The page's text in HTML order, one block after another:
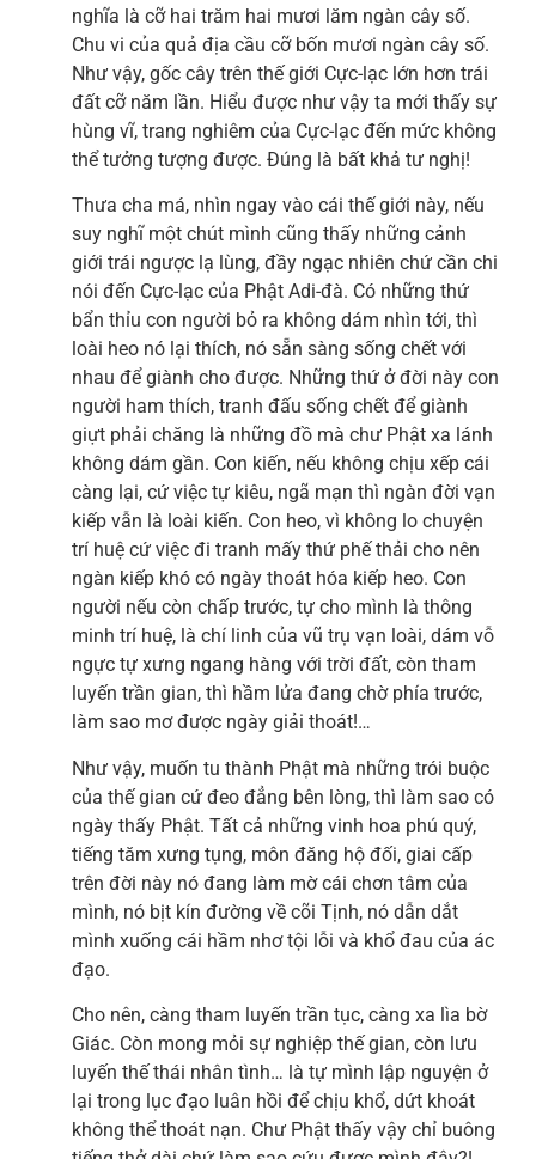
nghĩa là cỡ hai trăm hai mươi lăm ngàn cây số.
Chu vi của quả địa cầu cỡ bốn mươi ngàn cây số.
Như vậy, gốc cây trên thế giới Cực-lạc lớn hơn trái
đất cỡ năm lần. Hiểu được như vậy ta mới thấy sự
hùng vĩ, trang nghiêm của Cực-lạc đến mức không
thể tưởng tượng được. Đúng là bất khả tư nghị!
Thưa cha má, nhìn ngay vào cái thế giới này, nếu
suy nghĩ một chút mình cũng thấy những cảnh
giới trái ngược lạ lùng, đầy ngạc nhiên chứ cần chi
nói đến Cực-lạc của Phật Adi-đà. Có những thứ
bẩn thỉu con người bỏ ra không dám nhìn tới, thì
loài heo nó lại thích, nó sẵn sàng sống chết với
nhau để giành cho được. Những thứ ở đời này con
người ham thích, tranh đấu sống chết để giành
giựt phải chăng là những đồ mà chư Phật xa lánh
không dám gần. Con kiến, nếu không chịu xếp cái
càng lại, cứ việc tự kiêu, ngã mạn thì ngàn đời vạn
kiếp vẫn là loài kiến. Con heo, vì không lo chuyện
trí huệ cứ việc đi tranh mấy thứ phế thải cho nên
ngàn kiếp khó có ngày thoát hóa kiếp heo. Con
người nếu còn chấp trước, tự cho mình là thông
minh trí huệ, là chí linh của vũ trụ vạn loài, dám vỗ
ngực tự xưng ngang hàng với trời đất, còn tham
luyến trần gian, thì hầm lửa đang chờ phía trước,
làm sao mơ được ngày giải thoát!…
Như vậy, muốn tu thành Phật mà những trói buộc
của thế gian cứ đeo đẳng bên lòng, thì làm sao có
ngày thấy Phật. Tất cả những vinh hoa phú quý,
tiếng tăm xưng tụng, môn đăng hộ đối, giai cấp
trên đời này nó đang làm mờ cái chơn tâm của
mình, nó bịt kín đường về cõi Tịnh, nó dẫn dắt
mình xuống cái hầm nhơ tội lỗi và khổ đau của ác
đạo.
Cho nên, càng tham luyến trần tục, càng xa lìa bờ
Giác. Còn mong mỏi sự nghiệp thế gian, còn lưu
luyến thế thái nhân tình… là tự mình lập nguyện ở
lại trong lục đạo luân hồi để chịu khổ, dứt khoát
không thể thoát nạn. Chư Phật thấy vậy chỉ buông